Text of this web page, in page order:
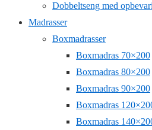
Dobbeltseng med
Madrasser
Boxmadrasser
Boxmadras 70×200
Boxmadras 80×200
Boxmadras 90×200
Boxmadras
Boxmadras